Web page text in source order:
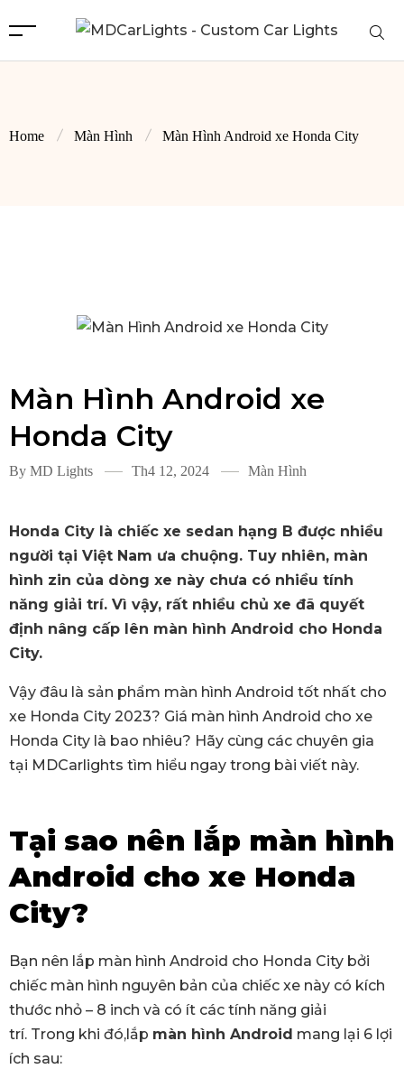
Home Màn Hình Màn Hình Android xe Honda City
Màn Hình Android xe
Honda City
By MD Lights Th4 12, 2024 Màn Hình
Honda City là chiếc xe sedan hạng B được nhiều
người tại Việt Nam ưa chuộng. Tuy nhiên, màn
hình zin của dòng xe này chưa có nhiều tính
năng giải trí. Vì vậy, rất nhiều chủ xe đã quyết
định nâng cấp lên màn hình Android cho Honda
City.
Vậy đâu là sản phẩm màn hình Android tốt nhất cho
xe Honda City 2023? Giá màn hình Android cho xe
Honda City là bao nhiêu? Hãy cùng các chuyên gia
tại MDCarlights tìm hiểu ngay trong bài viết này.
Tại sao nên lắp màn hình
Android cho xe Honda
City?
Bạn nên lắp màn hình Android cho Honda City bởi
chiếc màn hình nguyên bản của chiếc xe này có kích
thước nhỏ – 8 inch và có ít các tính năng giải
trí. Trong khi đó,lắp màn hình Android mang lại 6 lợi
ích sau: